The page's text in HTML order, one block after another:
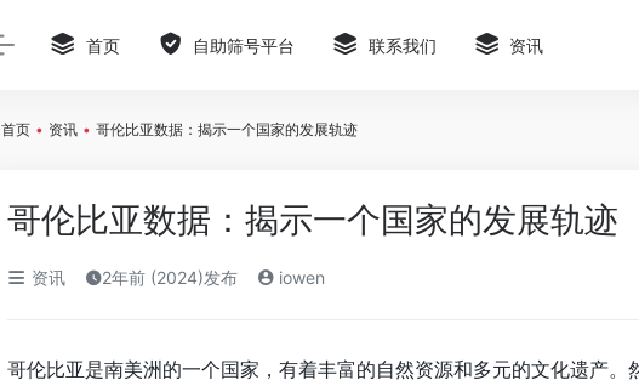
首页 自助筛号平台 联系我们 资讯
首页 • 资讯 • 哥伦比亚数据：揭示一个国家的发展轨迹
哥伦比亚数据：揭示一个国家的发展轨迹
资讯 2年前 (2024)发布 iowen
哥伦比亚是南美洲的一个国家，有着丰富的自然资源和多元的文化遗产。